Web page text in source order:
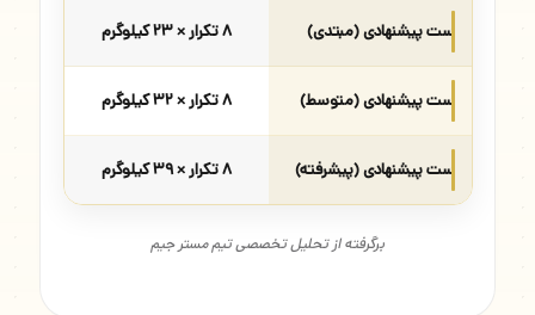
ست پیشنهادی (مبتدی) ۸ تکرار × ۲۳ کیلوگرم
ست پیشنهادی (متوسط) ۸ تکرار × ۳۲ کیلوگرم
ست پیشنهادی (پیشرفته) ۸ تکرار × ۳۹ کیلوگرم
برگرفته از تحلیل تخصصی تیم مستر جیم